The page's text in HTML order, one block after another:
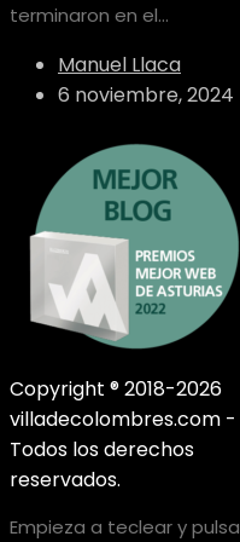
terminaron en el...
Manuel Llaca
6 noviembre, 2024
Copyright ® 2018-2026
villadecolombres.com -
Todos los derechos
reservados.
Empieza a teclear y pulsa